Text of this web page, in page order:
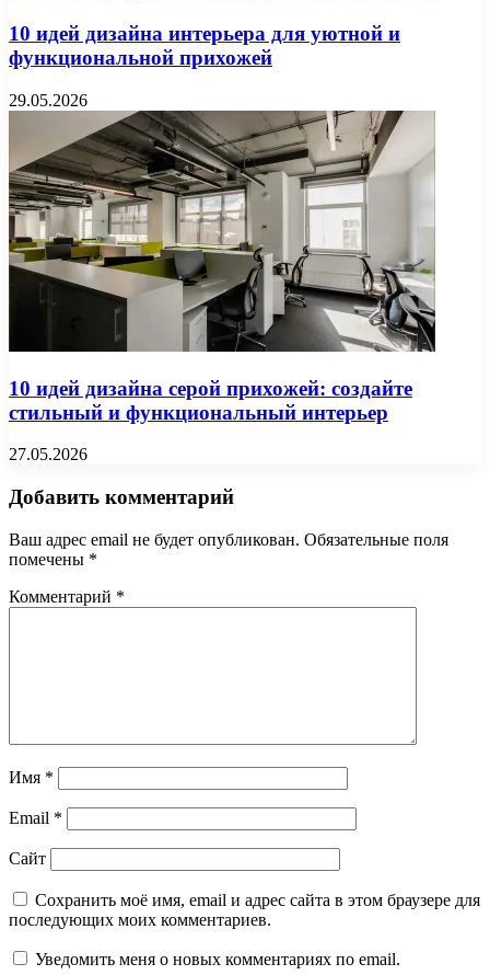
10 идей дизайна интерьера для уютной и
функциональной прихожей
29.05.2026
10 идей дизайна серой прихожей: создайте
стильный и функциональный интерьер
27.05.2026
Добавить комментарий
Ваш адрес email не будет опубликован. Обязательные поля
помечены *
Комментарий *
Имя *
Email *
Сайт
Сохранить моё имя, email и адрес сайта в этом браузере для
последующих моих комментариев.
Уведомить меня о новых комментариях по email.